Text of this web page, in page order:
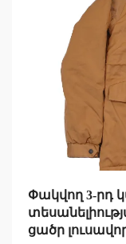
Փակվող 3-րդ
ցածր